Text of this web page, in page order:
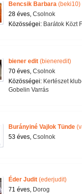
Bencsik Barbara (beki10)
28 éves, Csolnok
Közösségei: Barátok Közt
biener edit (bieneredit)
70 éves, Csolnok
Közösségei: Kertészet
Gobelin Varrás
Burányiné Vajlok Tünde
53 éves, Csolnok
Éder Judit (ederjudit)
71 éves, Dorog